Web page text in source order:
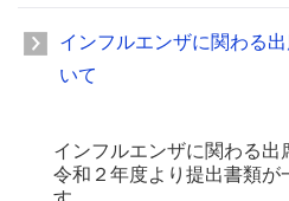
インフルエンザに関わる
いて
インフルエンザに関わる出
令和２年度より提出書類が